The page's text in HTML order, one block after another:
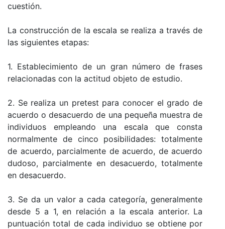
cuestión.
La construcción de la escala se realiza a través de
las siguientes etapas:
1. Establecimiento de un gran número de frases
relacionadas con la actitud objeto de estudio.
2. Se realiza un pretest para conocer el grado de
acuerdo o desacuerdo de una pequeña muestra de
individuos empleando una escala que consta
normalmente de cinco posibilidades: totalmente
de acuerdo, parcialmente de acuerdo, de acuerdo
dudoso, parcialmente en desacuerdo, totalmente
en desacuerdo.
3. Se da un valor a cada categoría, generalmente
desde 5 a 1, en relación a la escala anterior. La
puntuación total de cada individuo se obtiene por